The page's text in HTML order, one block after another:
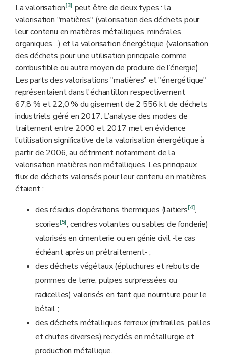
La valorisation[3] peut être de deux types : la
valorisation "matières" (valorisation des déchets pour
leur contenu en matières métalliques, minérales,
organiques…) et la valorisation énergétique (valorisation
des déchets pour une utilisation principale comme
combustible ou autre moyen de produire de l’énergie).
Les parts des valorisations "matières" et "énergétique"
représentaient dans l'échantillon respectivement
67,8 % et 22,0 % du gisement de 2 556 kt de déchets
industriels géré en 2017. L’analyse des modes de
traitement entre 2000 et 2017 met en évidence
l’utilisation significative de la valorisation énergétique à
partir de 2006, au détriment notamment de la
valorisation matières non métalliques. Les principaux
flux de déchets valorisés pour leur contenu en matières
étaient :
des résidus d’opérations thermiques (laitiers[4],
scories[5], cendres volantes ou sables de fonderie)
valorisés en cimenterie ou en génie civil -le cas
échéant après un prétraitement- ;
des déchets végétaux (épluchures et rebuts de
pommes de terre, pulpes surpressées ou
radicelles) valorisés en tant que nourriture pour le
bétail ;
des déchets métalliques ferreux (mitrailles, pailles
et chutes diverses) recyclés en métallurgie et
production métallique.